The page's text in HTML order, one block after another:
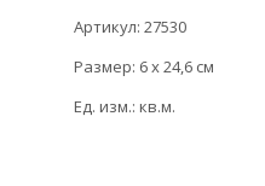
Артикул: 27530
Размер: 6 x 24,6 см
Ед. изм.: кв.м.